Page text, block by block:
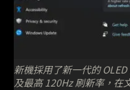
新機採用了新一代的
及最高 120Hz 刷新率，在